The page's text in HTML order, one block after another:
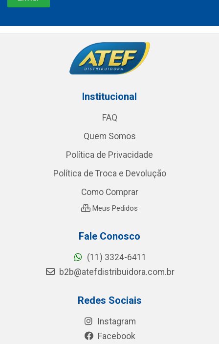
Institucional
FAQ
Quem Somos
Política de Privacidade
Política de Troca e Devolução
Como Comprar
Meus Pedidos
Fale Conosco
(11) 3324-6411
b2b@atefdistribuidora.com.br
Redes Sociais
Instagram
Facebook